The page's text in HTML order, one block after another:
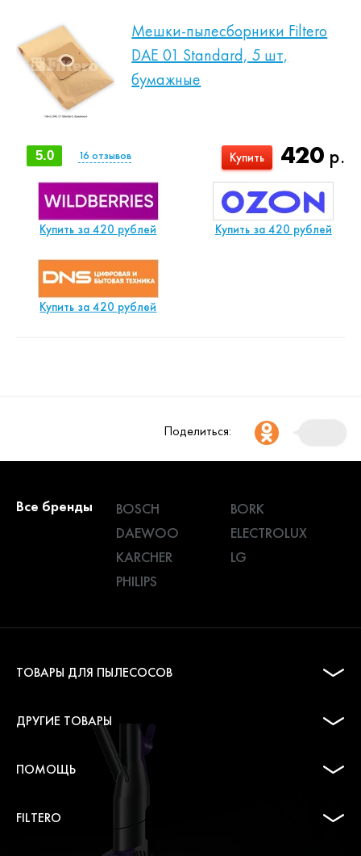
Мешки-пылесборники Filtero
DAE 01 Standard, 5 шт,
бумажные
420 р.
Купить
5.0 16 отзывов
Купить за 420 рублей Купить за 420 рублей
Купить за 420 рублей
Поделиться:
Все бренды BOSCH
BORK
DAEWOO
ELECTROLUX
KARCHER
LG
PHILIPS
ТОВАРЫ ДЛЯ ПЫЛЕСОСОВ
ДРУГИЕ ТОВАРЫ
ПОМОЩЬ
FILTERO